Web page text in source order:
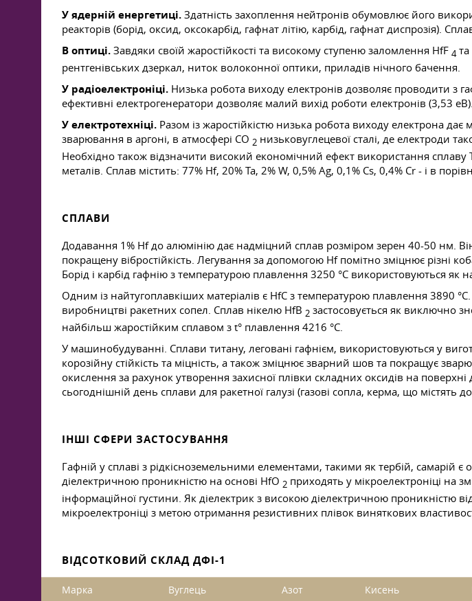
У ядерній енергетиці. Здатність захоплення нейтронів обумовлює його
реакторів (борід, оксид, оксокарбід, гафнат літію, карбід, гафнат диспрозія).
В оптиці. Завдяки своїй жаростійкості та високому ступеню заломлення HfF 4
рентгенівських дзеркал, ниток волоконної оптики, приладів нічного бачення.
У радіоелектроніці. Низька робота виходу електронів дозволяє проводити з
ефективні електрогенератори дозволяє малий вихід роботи електронів (3,53 еВ).
У електротехніці. Разом із жаростійкістю низька робота виходу електрона
зварювання в аргоні, в атмосфері CO 2 низьковуглецевої сталі, де електроди
Необхідно також відзначити високий економічний ефект використання
металів. Сплав містить: 77% Hf, 20% Ta, 2% W, 0,5% Ag, 0,1% Cs, 0,4% Cr - і в
СПЛАВИ
Додавання 1% Hf до алюмінію дає надміцний сплав розміром зерен 40-50 нм.
покращену вібростійкість. Легування за допомогою Hf помітно зміцнює різні
Борід і карбід гафнію з температурою плавлення 3250 °C використовуються як
Одним із найтугоплавкіших матеріалів є HfC з температурою плавлення 3890
виробництві ракетних сопел. Сплав нікелю HfB 2 застосовується як виключно
найбільш жаростійким сплавом з t° плавлення 4216 °C.
У машинобудуванні. Сплави титану, леговані гафнієм, використовуються у
корозійну стійкість та міцність, а також зміцнює зварний шов та покращує
окислення за рахунок утворення захисної плівки складних оксидів на
сьогоднішній день сплави для ракетної галузі (газові сопла, керма, що містять
ІНШІ СФЕРИ ЗАСТОСУВАННЯ
Гафній у сплаві з рідкісноземельними елементами, такими як тербій, самарій
діелектричною проникністю на основі HfO 2 приходять у мікроелектроніці на
інформаційної густини. Як діелектрик з високою діелектричною проникністю
мікроелектроніці з метою отримання резистивних плівок виняткових
ВІДСОТКОВИЙ СКЛАД ДФІ-1
Марка Вуглець Азот Кисень